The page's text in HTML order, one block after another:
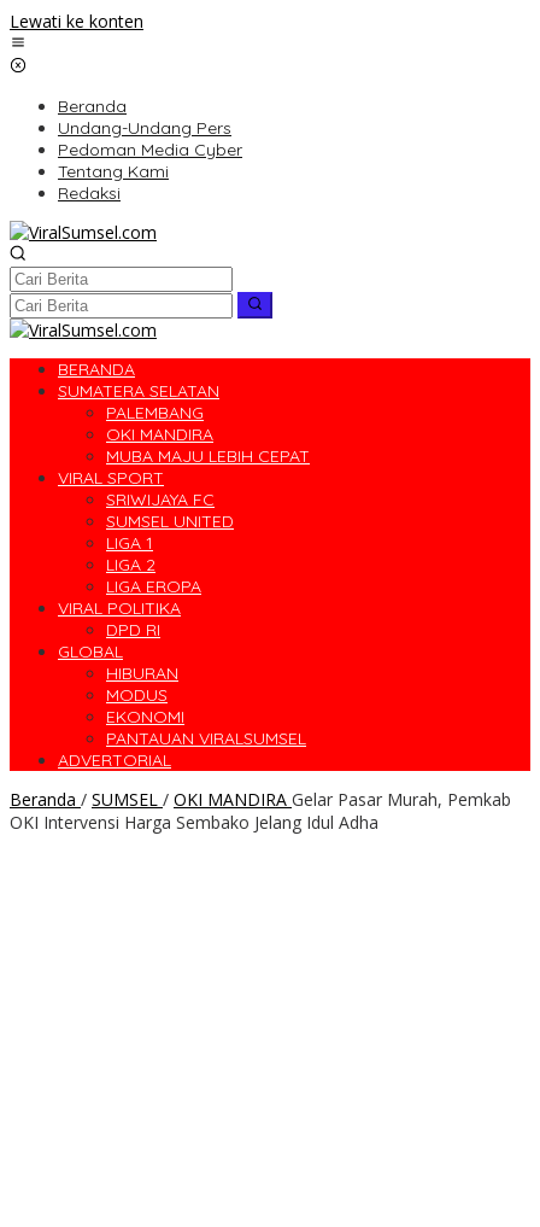
Lewati ke konten
Beranda
Undang-Undang Pers
Pedoman Media Cyber
Tentang Kami
Redaksi
BERANDA
SUMATERA SELATAN
PALEMBANG
OKI MANDIRA
MUBA MAJU LEBIH CEPAT
VIRAL SPORT
SRIWIJAYA FC
SUMSEL UNITED
LIGA 1
LIGA 2
LIGA EROPA
VIRAL POLITIKA
DPD RI
GLOBAL
HIBURAN
MODUS
EKONOMI
PANTAUAN VIRALSUMSEL
ADVERTORIAL
Beranda / SUMSEL / OKI MANDIRA Gelar Pasar Murah, Pemkab
OKI Intervensi Harga Sembako Jelang Idul Adha